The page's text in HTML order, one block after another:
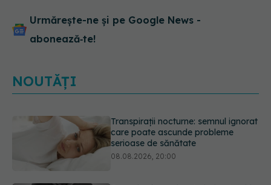
Urmărește-ne și pe Google News -
abonează‑te!
NOUTĂȚI
Ce poți mânca și ce trebuie să eviți
dacă ai gastrită: exemplu de meniu
care reduce inflamația stomacului
08.08.2026, 19:00